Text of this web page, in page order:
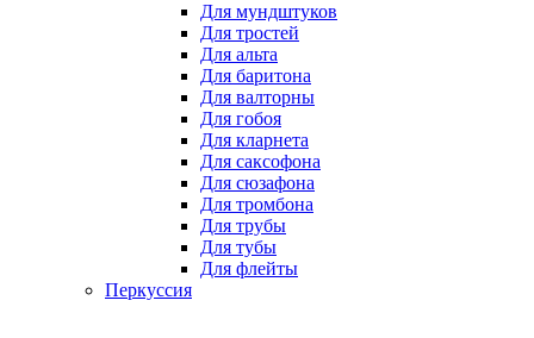
Для мундштуков
Для тростей
Для альта
Для баритона
Для валторны
Для гобоя
Для кларнета
Для саксофона
Для сюзафона
Для тромбона
Для трубы
Для тубы
Для флейты
Перкуссия